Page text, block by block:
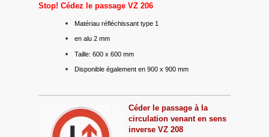
Stop! Cédez le passage VZ 206
Matériau réfléchissant type 1
en alu 2 mm
Taille: 600 x 600 mm
Disponible également en 900 x 900 mm
Céder le passage à la
circulation venant en sens
inverse VZ 208